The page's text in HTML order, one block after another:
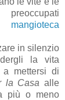
mangioteca
in silenzio
la vita
a mettersi di
la Casa alle
più o meno